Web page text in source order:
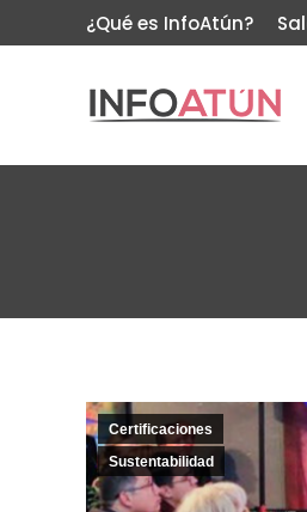
¿Qué es InfoAtún?
Certificaciones
Sustentabilidad